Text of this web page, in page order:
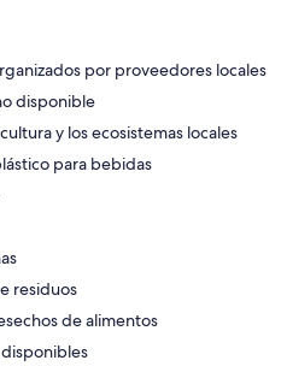
por proveedores locales
disponible
y los ecosistemas locales
para bebidas
residuos
de alimentos